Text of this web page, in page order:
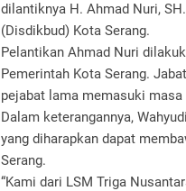
dilantiknya H. Ahmad Nuri,
(Disdikbud) Kota Serang.
Pelantikan Ahmad Nuri
Pemerintah Kota Serang.
pejabat lama memasuki masa
Dalam keterangannya,
yang diharapkan dapat
Serang.
“Kami dari LSM Triga